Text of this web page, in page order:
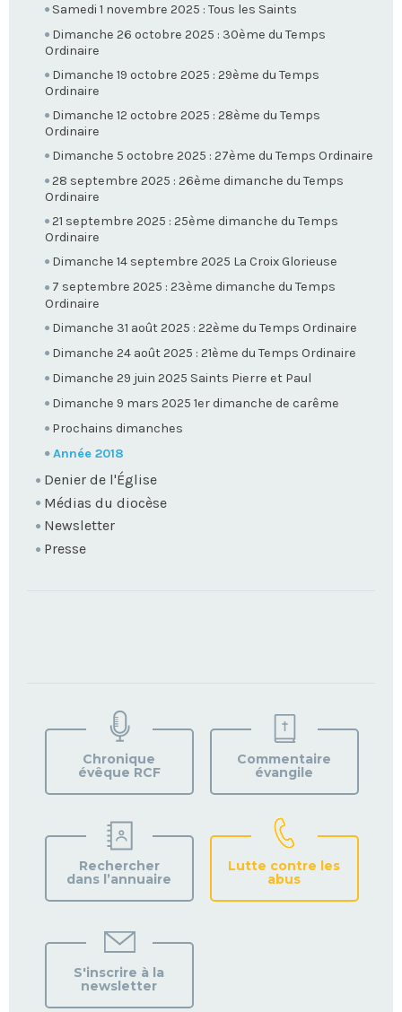
Samedi 1 novembre 2025 : Tous les Saints
Dimanche 26 octobre 2025 : 30ème du Temps
Ordinaire
Dimanche 19 octobre 2025 : 29ème du Temps
Ordinaire
Dimanche 12 octobre 2025 : 28ème du Temps
Ordinaire
Dimanche 5 octobre 2025 : 27ème du Temps Ordinaire
28 septembre 2025 : 26ème dimanche du Temps
Ordinaire
21 septembre 2025 : 25ème dimanche du Temps
Ordinaire
Dimanche 14 septembre 2025 La Croix Glorieuse
7 septembre 2025 : 23ème dimanche du Temps
Ordinaire
Dimanche 31 août 2025 : 22ème du Temps Ordinaire
Dimanche 24 août 2025 : 21ème du Temps Ordinaire
Dimanche 29 juin 2025 Saints Pierre et Paul
Dimanche 9 mars 2025 1er dimanche de carême
Prochains dimanches
Année 2018
Denier de l'Église
Médias du diocèse
Newsletter
Presse
VOTRE
PAROISSE
Chronique
évêque RCF
Commentaire
évangile
Rechercher
dans l’annuaire
Lutte contre les
abus
S'inscrire à la
newsletter